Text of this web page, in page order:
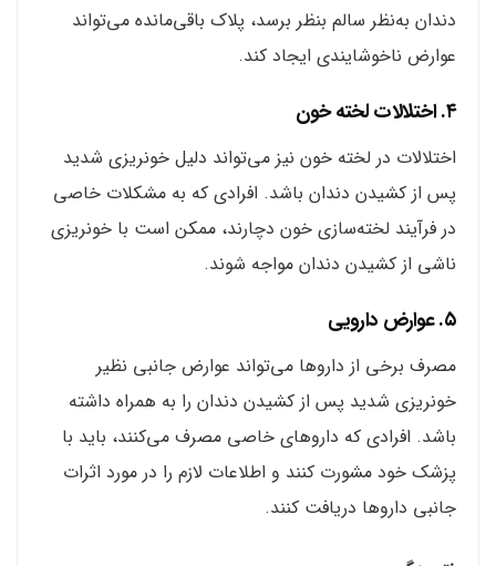
دندان به‌نظر سالم بنظر برسد، پلاک باقی‌مانده می‌تواند
عوارض ناخوشایندی ایجاد کند.
۴. اختلالات لخته خون
اختلالات در لخته خون نیز می‌تواند دلیل خونریزی شدید
پس از کشیدن دندان باشد. افرادی که به مشکلات خاصی
در فرآیند لخته‌سازی خون دچارند، ممکن است با خونریزی
ناشی از کشیدن دندان مواجه شوند.
۵. عوارض دارویی
مصرف برخی از داروها می‌تواند عوارض جانبی نظیر
خونریزی شدید پس از کشیدن دندان را به همراه داشته
باشد. افرادی که داروهای خاصی مصرف می‌کنند، باید با
پزشک خود مشورت کنند و اطلاعات لازم را در مورد اثرات
جانبی داروها دریافت کنند.